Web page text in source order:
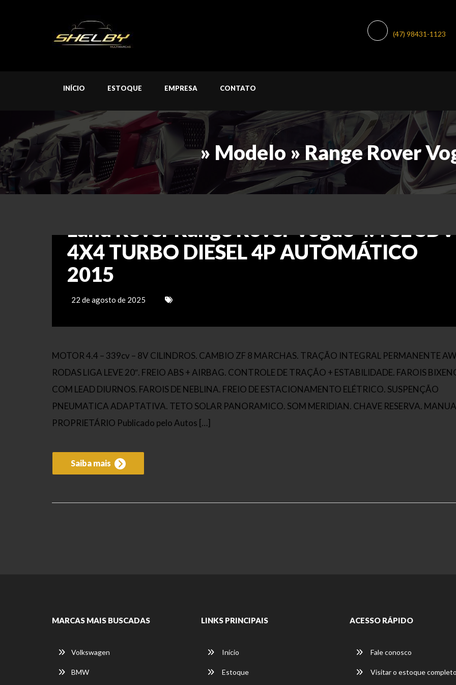
(47) 98431-1123
INÍCIO ESTOQUE EMPRESA CONTATO
» Modelo » Range Rover
Land Rover Range Rover Vogue 4.4 SE
4X4 TURBO DIESEL 4P AUTOMÁTICO
2015
22 de agosto de 2025
MOTOR 4.4 – 339cv – 8V CILINDROS. CAMBIO ZF 8 MARCHAS. TRAÇÃO INTEGRAL PERMANENTE
RODAS LIGA LEVE 20″. FREIO ABS + AIRBAG. CONTROLE DE TRAÇÃO + ESTABILIDADE. FAROIS
COM LEAD DIURNOS. FAROIS DE NEBLINA. FREIO DE ESTACIONAMENTO ELÉTRICO. SUSPENÇÃO
PNEUMATICA ADAPTATIVA. TETO SOLAR PANORAMICO. SOM MERIDIAN. CHAVE RESERVA.
PROPRIETÁRIO Publicado pelo Autos […]
Saiba mais
MARCAS MAIS BUSCADAS
Volkswagen
BMW
LINKS PRINCIPAIS
Início
Estoque
ACESSO RÁPIDO
Fale conosco
Visitar o estoque completo